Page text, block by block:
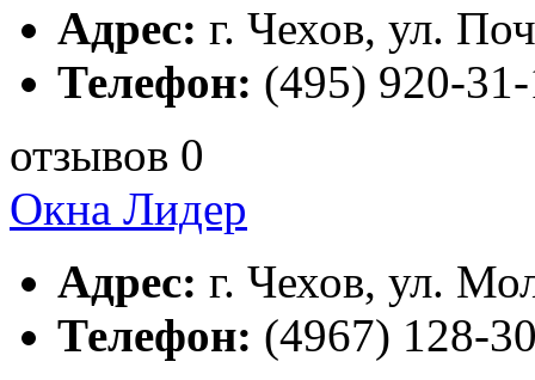
Адрес: г. Чехов, ул.
Телефон: (495) 920-
отзывов 0
Окна Лидер
Адрес: г. Чехов, ул.
Телефон: (4967) 128-